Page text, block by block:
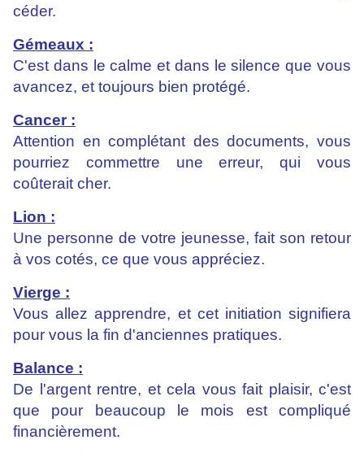
céder.
Gémeaux :
C'est dans le calme et dans le silence que vous
avancez, et toujours bien protégé.
Cancer :
Attention en complétant des documents, vous
pourriez commettre une erreur, qui vous
coûterait cher.
Lion :
Une personne de votre jeunesse, fait son retour
à vos cotés, ce que vous appréciez.
Vierge :
Vous allez apprendre, et cet initiation signifiera
pour vous la fin d'anciennes pratiques.
Balance :
De l'argent rentre, et cela vous fait plaisir, c'est
que pour beaucoup le mois est compliqué
financièrement.